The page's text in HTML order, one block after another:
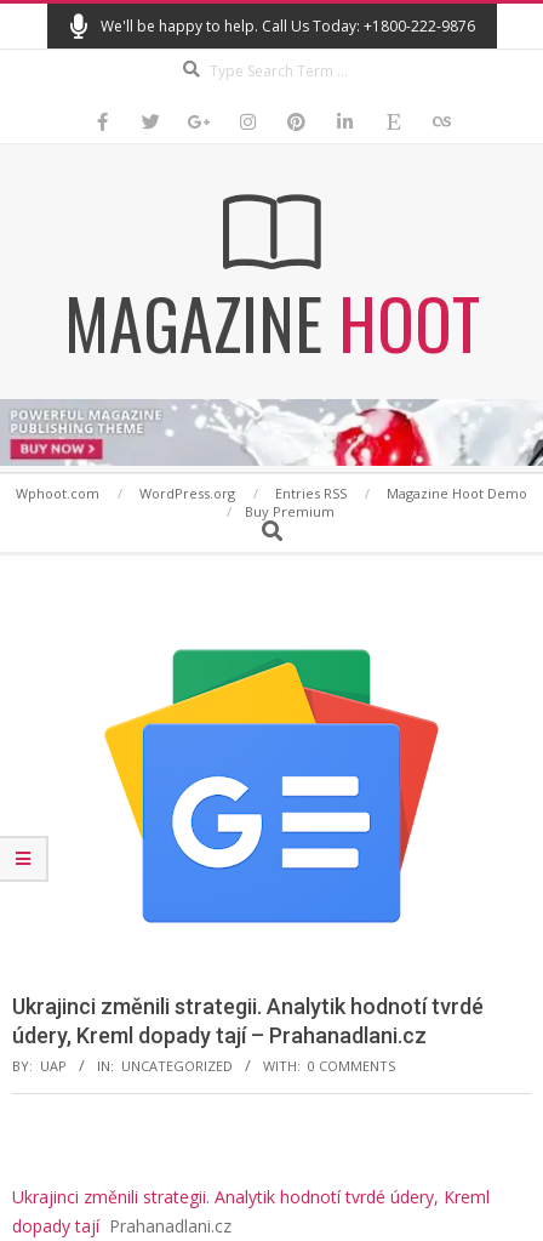
to
We'll be happy to help. Call Us Today: +1800-222-9876
MAGAZINE HOOT
Secondary
Wphoot.com WordPress.org Entries RSS
Magazine Hoot Demo
Buy Premium
Search
Ukrajinci změnili strategii. Analytik hodnotí tvrdé
údery, Kreml dopady tají – Prahanadlani.cz
BY: UAP IN: UNCATEGORIZED WITH: 0 COMMENTS
Ukrajinci změnili strategii. Analytik hodnotí tvrdé údery, Kreml
dopady tají Prahanadlani.cz